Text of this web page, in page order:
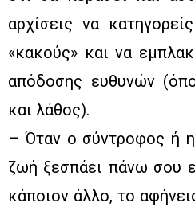
αρχίσεις να
«κακούς» και να
απόδοσης ευθυνών
και λάθος).
– Όταν ο σύντροφος ή
ζωή ξεσπάει πάνω σου
κάποιον άλλο, το